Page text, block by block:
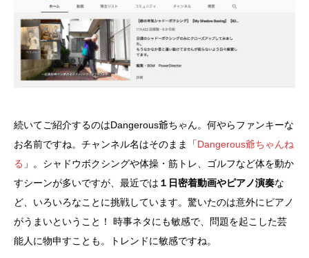
続いてご紹介するのはDangerous爺ちゃん。何やらファンキーな
お名前ですね。チャンネル名はそのまま「Dangerous爺ちゃんね
る 」。シャドウボクシングや体操・筋トレ、ゴルフなど体を動か
すシーンが多いですが、最近では １日密着動画やピアノ演奏な
ど、いろいろなことに挑戦しています。驚いたのは意外にピアノ
がうまいということ！ 時事ネタにも敏感で、問題を起こした芸
能人に物申すことも。トレンドに敏感ですね。